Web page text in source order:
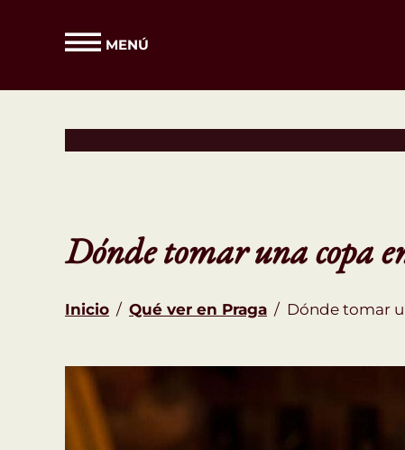
MENÚ
Dónde tomar una copa
Inicio / Qué ver en Praga / Dónde tomar